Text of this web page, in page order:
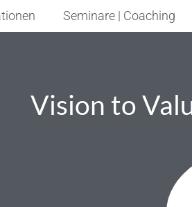
Seminare | Coaching
Vision to